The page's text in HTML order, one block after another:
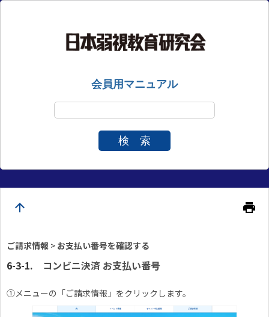
会員用マニュアル
検 索
arrow_upward print
ご請求情報 > お支払い番号を確認する
コンビニ決済 お支払い番号
①メニューの「ご請求情報」をクリックします。